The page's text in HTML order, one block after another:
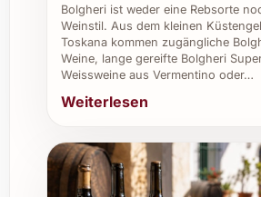
gekühlte Erfrischung.
In der Gastronomie eignet
hervorragend für die
exklusiven Likörkarte
im Restaurant.
er kulinarische Vielfalt
unvergessliche
Im Weinkeller kann er als
Bolgheri ist weder eine Rebsorte
Weinstil. Aus dem kleinen
Toskana kommen zugängliche
Weine, lange gereifte Bolgheri
Weissweine aus Vermentino oder…
Weiterlesen